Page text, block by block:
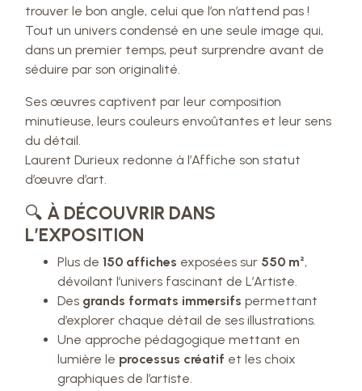
trouver le bon angle, celui que l’on n’attend pas !
Tout un univers condensé en une seule image qui,
dans un premier temps, peut surprendre avant de
séduire par son originalité.
Ses œuvres captivent par leur composition
minutieuse, leurs couleurs envoûtantes et leur sens
du détail.
Laurent Durieux redonne à l’Affiche son statut
d’œuvre d’art.
🔍 À DÉCOUVRIR DANS
L’EXPOSITION
Plus de150 affiches exposées sur 550 m²,
dévoilant l’univers fascinant de L’Artiste.
Des grands formats immersifs permettant
d’explorer chaque détail de ses illustrations.
Une approche pédagogique mettant en
lumière le processus créatif et les choix
graphiques de l’artiste.